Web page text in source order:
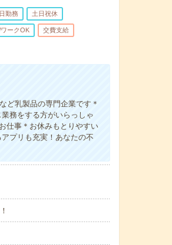
勤務 土日祝休
ークOK 交費支給
ど乳製品の専門企業です＊
務をする方がいらっしゃ
仕事＊お休みもとりやすい
プリも充実！あなたの不